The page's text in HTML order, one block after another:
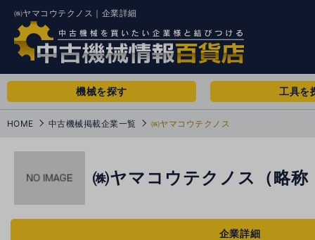
㈱ヤマコウテクノス｜企業詳細
機械を探す 工具を
HOME 中古機械掲載企業一覧 ㈱ヤマコウテクノス
㈱ヤマコウテクノス（略
企業詳細